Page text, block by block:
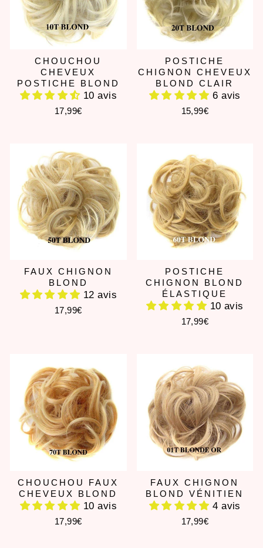
CHOUCHOU
CHEVEUX
POSTICHE BLOND
10 avis
17,99€
POSTICHE
CHIGNON CHEVEUX
BLOND CLAIR
6 avis
15,99€
FAUX CHIGNON
BLOND
12 avis
17,99€
POSTICHE
CHIGNON BLOND
ÉLASTIQUE
10 avis
17,99€
CHOUCHOU FAUX
CHEVEUX BLOND
10 avis
17,99€
FAUX CHIGNON
BLOND VÉNITIEN
4 avis
17,99€